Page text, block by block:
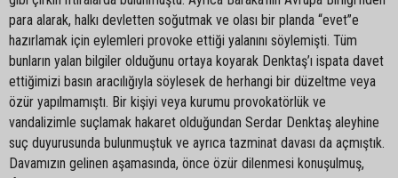
para alarak, halkı devletten soğutmak ve olası bir planda “evet”e
hazırlamak için eylemleri provoke ettiği yalanını söylemişti. Tüm
bunların yalan bilgiler olduğunu ortaya koyarak Denktaş’ı ispata davet
ettiğimizi basın aracılığıyla söylesek de herhangi bir düzeltme veya
özür yapılmamıştı. Bir kişiyi veya kurumu provokatörlük ve
vandalizimle suçlamak hakaret olduğundan Serdar Denktaş aleyhine
suç duyurusunda bulunmuştuk ve ayrıca tazminat davası da açmıştık.
Davamızın gelinen aşamasında, önce özür dilenmesi konuşulmuş,